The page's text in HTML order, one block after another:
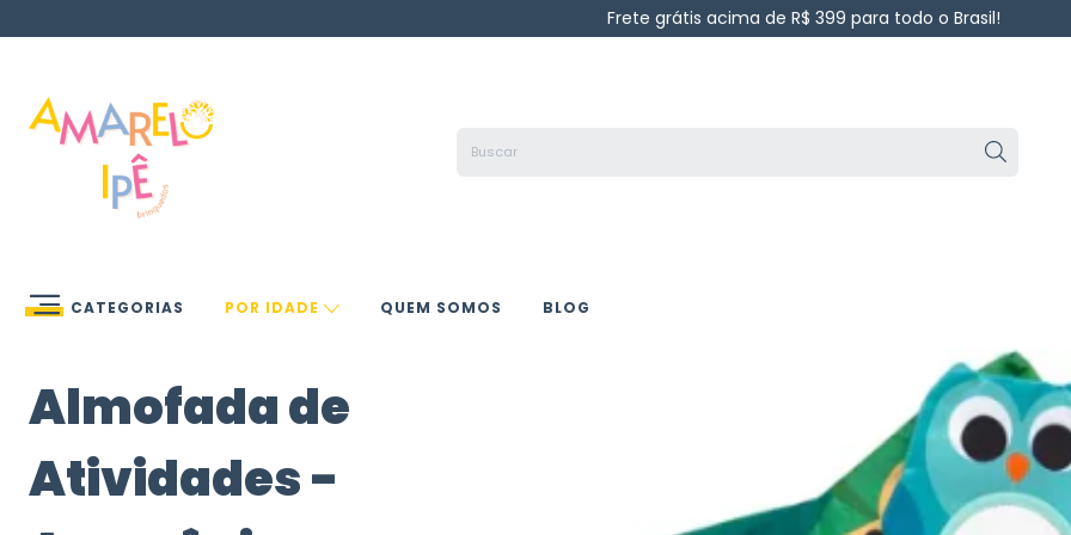
Frete grátis acima de R$ 399 para todo o Brasil!
CATEGORIAS POR IDADE QUEM SOMOS BLOG
Almofada de
Atividades -